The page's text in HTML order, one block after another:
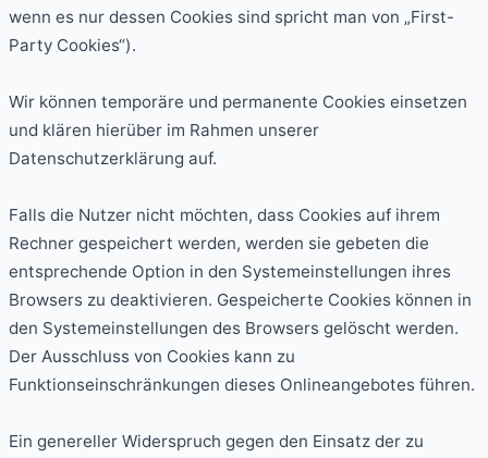
wenn es nur dessen Cookies sind spricht man von „First-
Party Cookies“).
Wir können temporäre und permanente Cookies einsetzen
und klären hierüber im Rahmen unserer
Datenschutzerklärung auf.
Falls die Nutzer nicht möchten, dass Cookies auf ihrem
Rechner gespeichert werden, werden sie gebeten die
entsprechende Option in den Systemeinstellungen ihres
Browsers zu deaktivieren. Gespeicherte Cookies können in
den Systemeinstellungen des Browsers gelöscht werden.
Der Ausschluss von Cookies kann zu
Funktionseinschränkungen dieses Onlineangebotes führen.
Ein genereller Widerspruch gegen den Einsatz der zu